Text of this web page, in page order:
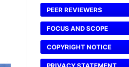
PEER REVIEWERS
FOCUS AND SCOPE
COPYRIGHT NOTICE